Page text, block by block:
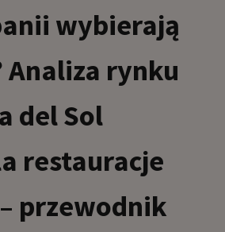
wybierają
Analiza rynku
del Sol
restauracje
przewodnik